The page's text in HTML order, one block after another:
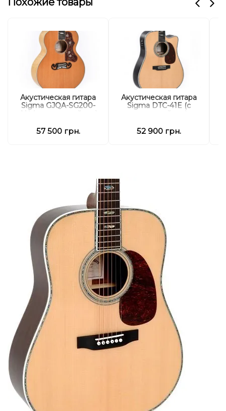
Акустическая гитара
Sigma GJQA-SG200-
57 500 грн.
Акустическая гитара
Sigma DTC-41E (с
52 900 грн.